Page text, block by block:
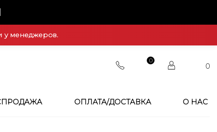
у менеджеров.
0
0
ОПЛАТА/ДОСТАВКА О НАС